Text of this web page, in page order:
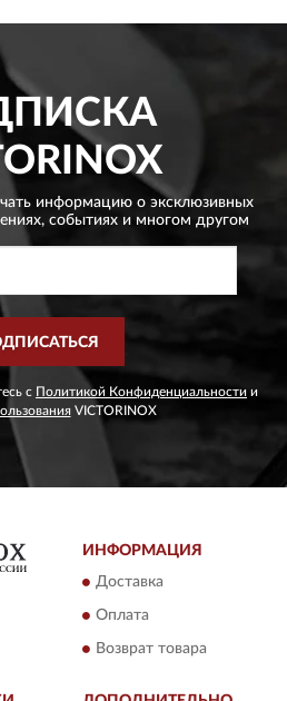
информацию о эксклюзивных
событиях и многом другом
с Политикой Конфиденциальности и
VICTORINOX
ИНФОРМАЦИЯ
Доставка
Оплата
Возврат товара